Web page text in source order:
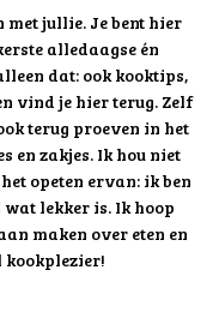
jullie. Je bent hier
alledaagse én
dat: ook kooktips,
vind je hier terug. Zelf
terug proeven in het
en zakjes. Ik hou niet
opeten ervan: ik ben
wat lekker is. Ik hoop
maken over eten en
kookplezier!